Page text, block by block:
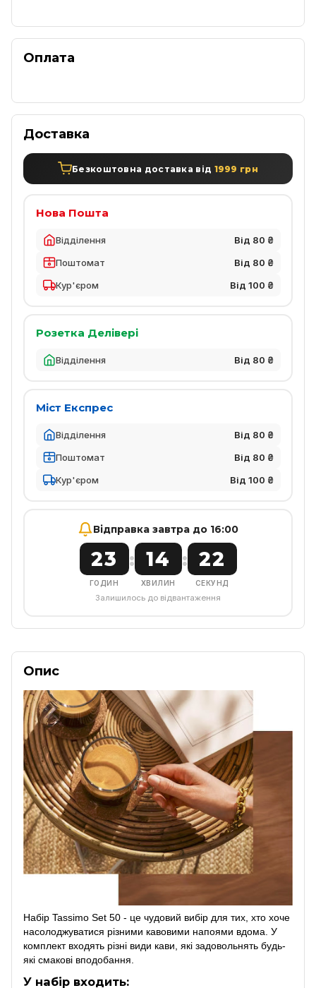
Оплата
Доставка
Безкоштовна доставка від 1999 грн
Нова Пошта
Відділення
Від 80 ₴
Поштомат
Від 80 ₴
Кур'єром
Від 100 ₴
Розетка Делівері
Відділення Від 80 ₴
Міст Експрес
Відділення
Від 80 ₴
Поштомат
Від 80 ₴
Кур'єром
Від 100 ₴
Відправка завтра до 16:00
23
ГОДИН
: 14
ХВИЛИН
: 21
СЕКУНД
Залишилось до відвантаження
Опис
Набір Tassimo Set 50 - це чудовий вибір для тих, хто хоче
насолоджуватися різними кавовими напоями вдома. У
комплект входять різні види кави, які задовольнять будь-
які смакові вподобання.
У набір входить: